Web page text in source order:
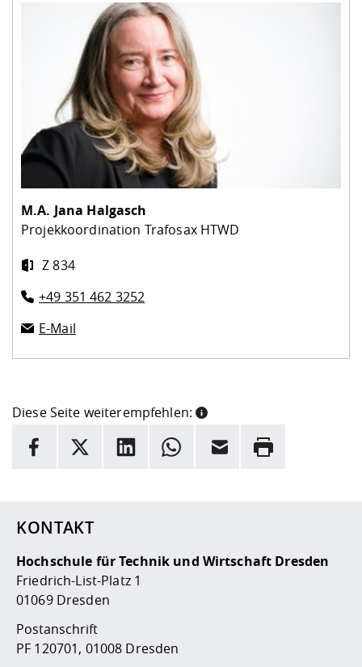
M.A. Jana Halgasch
Projekkoordination Trafosax HTWD
Z 834
+49 351 462 3252
E-Mail
Diese Seite weiterempfehlen:
INFORMATION
Hier stehen weitere Informationen und ein Link zur
Facebook
X LinkedInWhatsappE-Mail Drucken
KONTAKT
Hochschule für Technik und Wirtschaft Dresden
Friedrich-List-Platz 1
01069 Dresden
Postanschrift
PF 120701, 01008 Dresden